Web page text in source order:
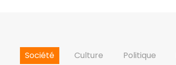
Société Culture Politique